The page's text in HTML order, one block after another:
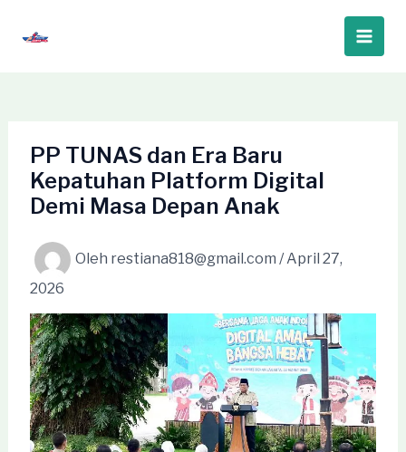
Main
PP TUNAS dan Era Baru
Kepatuhan Platform Digital
Demi Masa Depan Anak
Oleh restiana818@gmail.com /April 27,
2026